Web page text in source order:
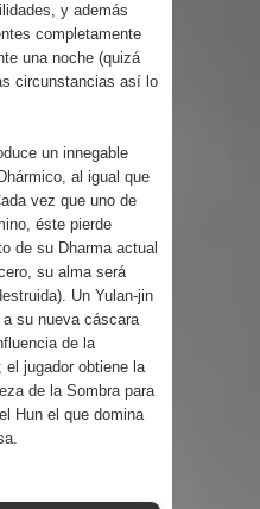
y además
completamente
una noche (quizá
circunstancias así lo
un innegable
al igual que
vez que uno de
éste pierde
de su Dharma actual
su alma será
Un Yulan-jin
su nueva cáscara
de la
el jugador obtiene la
de la Sombra para
Hun el que domina